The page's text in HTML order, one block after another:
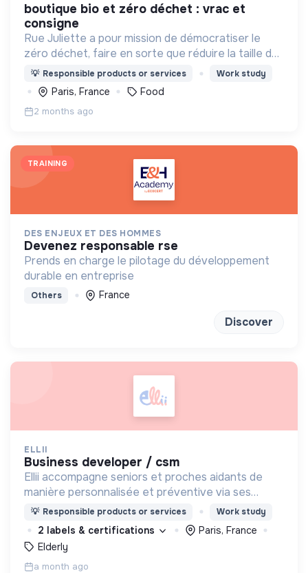
boutique bio et zéro déchet : vrac et
consigne
Rue Juliette a pour mission de démocratiser le
zéro déchet, faire en sorte que réduire la taille de
ses poubelles devienne un jeu d’enfant.
💡 Responsible products or services Work study
Paris, France Food
2 months ago
TRAINING
DES ENJEUX ET DES HOMMES
devenez responsable rse
Prends en charge le pilotage du développement
durable en entreprise
Others France
Discover
ELLII
business developer / csm
Ellii accompagne seniors et proches aidants de
manière personnalisée et préventive via ses
ateliers collectifs et interactifs animés en ligne
afin de rester en forme tout en s'amusant !
💡 Responsible products or services Work study
2 labels & certifications
Paris, France
Elderly
a month ago